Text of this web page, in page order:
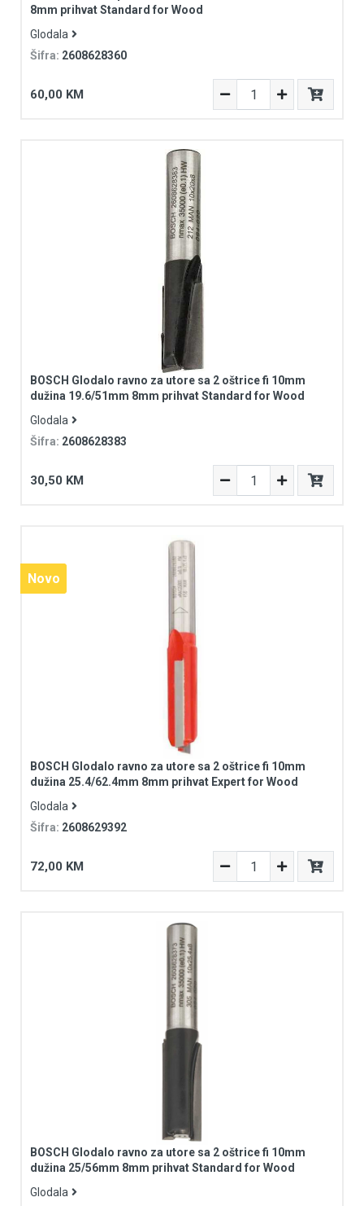
8mm prihvat Standard for Wood
Glodala
Šifra: 2608628360
60,00 KM
BOSCH Glodalo ravno za utore sa 2 oštrice fi 10mm
dužina 19.6/51mm 8mm prihvat Standard for Wood
Glodala
Šifra: 2608628383
30,50 KM
Novo
Novo
BOSCH Glodalo ravno za utore sa 2 oštrice fi 10mm
dužina 25.4/62.4mm 8mm prihvat Expert for Wood
Glodala
Šifra: 2608629392
72,00 KM
BOSCH Glodalo ravno za utore sa 2 oštrice fi 10mm
dužina 25/56mm 8mm prihvat Standard for Wood
Glodala